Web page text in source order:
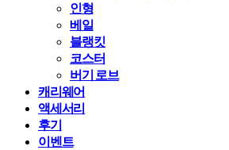
인형
베일
블랭킷
코스터
버기 로브
캐리웨어
액세서리
후기
이벤트